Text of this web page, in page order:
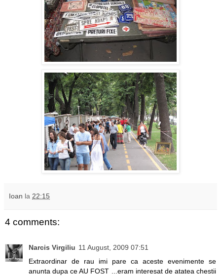
Ioan la 22:15
4 comments:
Narcis Virgiliu 11 August, 2009 07:51
Extraordinar de rau imi pare ca aceste evenimente se
anunta dupa ce AU FOST ...eram interesat de atatea chestii